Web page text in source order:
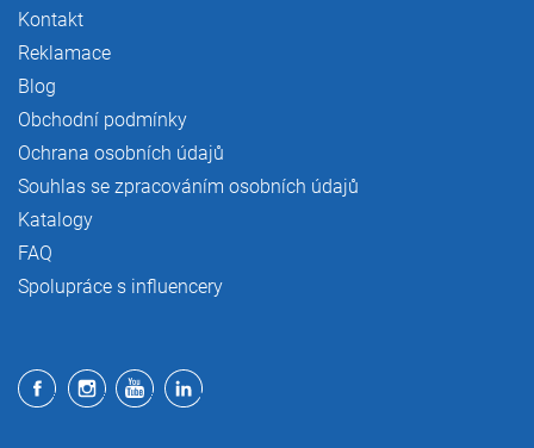
Kontakt
Reklamace
Blog
Obchodní podmínky
Ochrana osobních údajů
Souhlas se zpracováním osobních údajů
Katalogy
FAQ
Spolupráce s influencery